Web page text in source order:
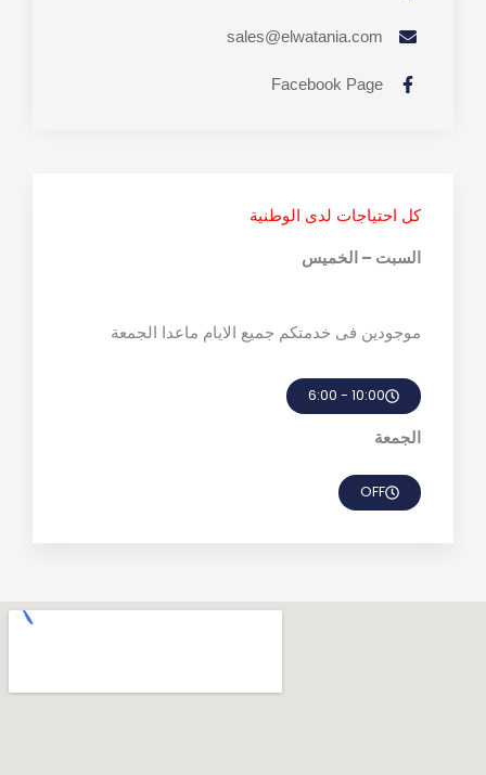
sales@elwatania.com
Facebook Page
كل احتياجات لدى الوطنية
السبت – الخميس
موجودين فى خدمتكم جميع الايام ماعدا الجمعة
10:00 - 6:00
الجمعة
OFF